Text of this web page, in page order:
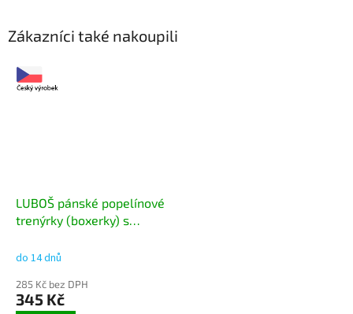
Zákazníci také nakoupili
LUBOŠ pánské popelínové
trenýrky (boxerky) s
do 14 dnů
285 Kč bez DPH
345 Kč